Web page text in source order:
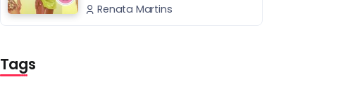
Renata Martins
Tags